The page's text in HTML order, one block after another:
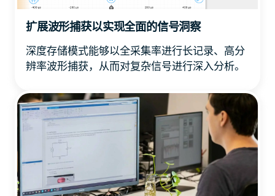
扩展波形捕获以实现全面的信号洞察
深度存储模式能够以全采集率进行长记录、高分
辨率波形捕获，从而对复杂信号进行深入分析。